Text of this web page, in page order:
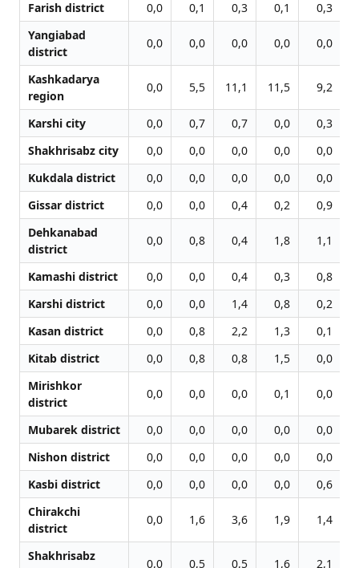
Farish district 0,0 0,1 0,3 0,1
0,3
Yangiabad
district
0,0 0,0 0,0 0,0 0,0
Kashkadarya
region
0,0 5,5 11,1 11,5 9,2
Karshi city 0,0 0,7 0,7 0,0
0,3
Shakhrisabz city
0,0 0,0 0,0 0,0
0,0
Kukdala district
0,0 0,0 0,0 0,0
0,0
Gissar district
0,0 0,0 0,4 0,2
0,9
Dehkanabad
district
0,0 0,8 0,4 1,8 1,1
Kamashi district 0,0 0,0 0,4 0,3
0,8
Karshi district
0,0 0,0 1,4 0,8
0,2
Kasan district
0,0 0,8 2,2 1,3
0,1
Kitab district
0,0 0,8 0,8 1,5
0,0
Mirishkor
district
0,0 0,0 0,0 0,1 0,0
Mubarek district 0,0 0,0 0,0 0,0
0,0
Nishon district
0,0 0,0 0,0 0,0
0,0
Kasbi district
0,0 0,0 0,0 0,0
0,6
Chirakchi
district
0,0 1,6 3,6 1,9 1,4
Shakhrisabz
0,0 0,5 0,5 1,6 2,1